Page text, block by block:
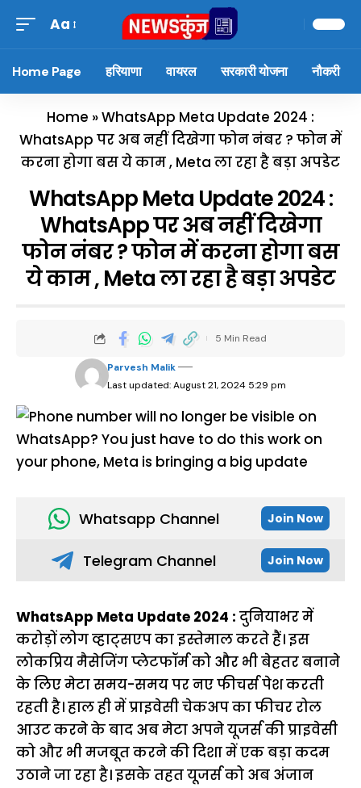
Aa
Home Page हरियाणा वायरल सरकारी योजना नौकरी
Home »WhatsApp Meta Update 2024 :
WhatsApp पर अब नहीं दिखेगा फोन नंबर ? फोन में
करना होगा बस ये काम , Meta ला रहा है बड़ा अपडेट
WhatsApp Meta Update 2024 :
WhatsApp पर अब नहीं दिखेगा
फोन नंबर ? फोन में करना होगा बस
ये काम , Meta ला रहा है बड़ा अपडेट
Last updated: August 21, 2024 5:29 pm
Parvesh Malik
5 Min Read
Whatsapp Channel Join Now
Telegram Channel Join Now
WhatsApp Meta Update 2024 : दुनियाभर में
करोड़ों लोग व्हाट्सएप का इस्तेमाल करते हैं। इस
लोकप्रिय मैसेजिंग प्लेटफॉर्म को और भी बेहतर बनाने
के लिए मेटा समय-समय पर नए फीचर्स पेश करती
रहती है। हाल ही में प्राइवेसी चेकअप का फीचर रोल
आउट करने के बाद अब मेटा अपने यूजर्स की प्राइवेसी
को और भी मजबूत करने की दिशा में एक बड़ा कदम
उठाने जा रहा है। इसके तहत यूजर्स को अब अंजान